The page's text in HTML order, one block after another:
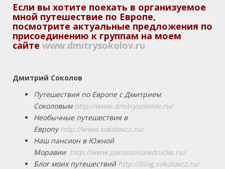
Если вы хотите поехать в организуемое
мной путешествие по Европе,
посмотрите актуальные предложения по
присоединению к группам на моем
сайте www.dmitrysokolov.ru
Дмитрий Соколов
Путешествия по Европе с Дмитрием
Соколовым http://www.dmitrysokolov.ru/
Необычные путешествия в
Европуhttp://www.sokolovcz.ru/
Наш пансион в Южной
Моравии http://www.pansionnalednicke.ru/
Блог моих путешествий http://blog.sokolovcz.ru/